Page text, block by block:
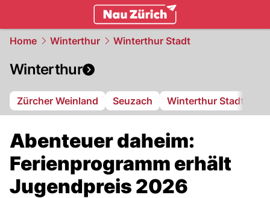
Home Winterthur Winterthur Stadt
Winterthur
Zürcher Weinland Seuzach Winterthur Stadt
Abenteuer daheim:
Ferienprogramm erhält
Jugendpreis 2026